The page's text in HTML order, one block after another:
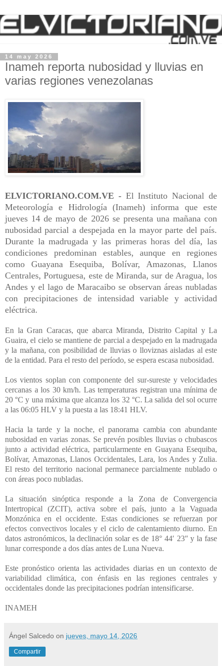
14 may 2026
Inameh reporta nubosidad y lluvias en
varias regiones venezolanas
ELVICTORIANO.COM.VE - El Instituto Nacional de
Meteorología e Hidrología (Inameh) informa que este
jueves 14 de mayo de 2026 se presenta una mañana con
nubosidad parcial a despejada en la mayor parte del país.
Durante la madrugada y las primeras horas del día, las
condiciones predominan estables, aunque en regiones
como Guayana Esequiba, Bolívar, Amazonas, Llanos
Centrales, Portuguesa, este de Miranda, sur de Aragua, los
Andes y el lago de Maracaibo se observan áreas nubladas
con precipitaciones de intensidad variable y actividad
eléctrica.
En la Gran Caracas, que abarca Miranda, Distrito Capital y La
Guaira, el cielo se mantiene de parcial a despejado en la madrugada
y la mañana, con posibilidad de lluvias o lloviznas aisladas al este
de la entidad. Para el resto del período, se espera escasa nubosidad.
Los vientos soplan con componente del sur-sureste y velocidades
cercanas a los 30 km/h. Las temperaturas registran una mínima de
20 °C y una máxima que alcanza los 32 °C. La salida del sol ocurre
a las 06:05 HLV y la puesta a las 18:41 HLV.
Hacia la tarde y la noche, el panorama cambia con abundante
nubosidad en varias zonas. Se prevén posibles lluvias o chubascos
junto a actividad eléctrica, particularmente en Guayana Esequiba,
Bolívar, Amazonas, Llanos Occidentales, Lara, los Andes y Zulia.
El resto del territorio nacional permanece parcialmente nublado o
con áreas poco nubladas.
La situación sinóptica responde a la Zona de Convergencia
Intertropical (ZCIT), activa sobre el país, junto a la Vaguada
Monzónica en el occidente. Estas condiciones se refuerzan por
efectos convectivos locales y el ciclo de calentamiento diurno. En
datos astronómicos, la declinación solar es de 18° 44′ 23″ y la fase
lunar corresponde a dos días antes de Luna Nueva.
Este pronóstico orienta las actividades diarias en un contexto de
variabilidad climática, con énfasis en las regiones centrales y
occidentales donde las precipitaciones podrían intensificarse.
INAMEH
Ángel Salcedo on jueves, mayo 14, 2026
Compartir